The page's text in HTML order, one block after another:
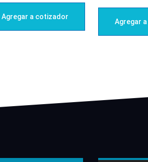
Agregar a cotizador
Agregar